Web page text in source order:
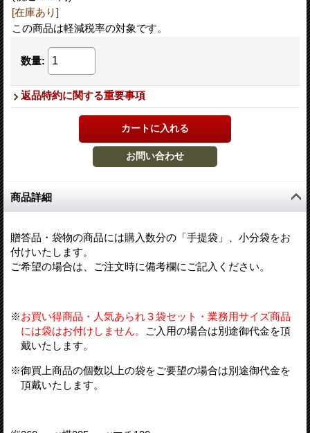
[在庫あり]
この商品は軽減税率の対象です。
数量:
返品特約に関する重要事項
商品詳細
贈答品・袋物の商品には購入数分の「手提袋」、小分袋をお
付けいたします。
ご希望の場合は、ご注文時に備考欄にご記入ください。
※お買い得商品・人気あられ３袋セット・業務用サイズ商品
には袋はお付けしません。
ご入用の場合は別途御代金を頂
戴いたします。
※御買上商品の個数以上の袋をご要望の場合は別途御代金を
頂戴いたします。